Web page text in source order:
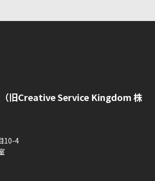
（旧Creative Service Kingdom 株
10-4